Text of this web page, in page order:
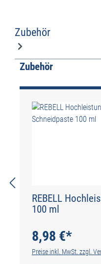
Zubehör
Produktgalerie überspringen
Zubehör
REBELL
100 ml
8,98 €*
Preise inkl. MwSt. zzgl.